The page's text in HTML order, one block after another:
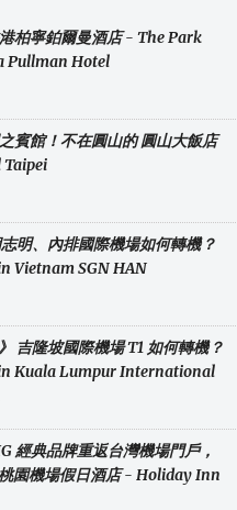
柏寧鉑爾曼酒店 - The Park
Pullman Hotel
賓館！不在圓山的 圓山大飯店
Taipei
明、內排國際機場如何轉機？
Vietnam SGN HAN
吉隆坡國際機場 T1 如何轉機？
Kuala Lumpur International
經典品牌重返台灣機場門戶，
園機場假日酒店 - Holiday Inn